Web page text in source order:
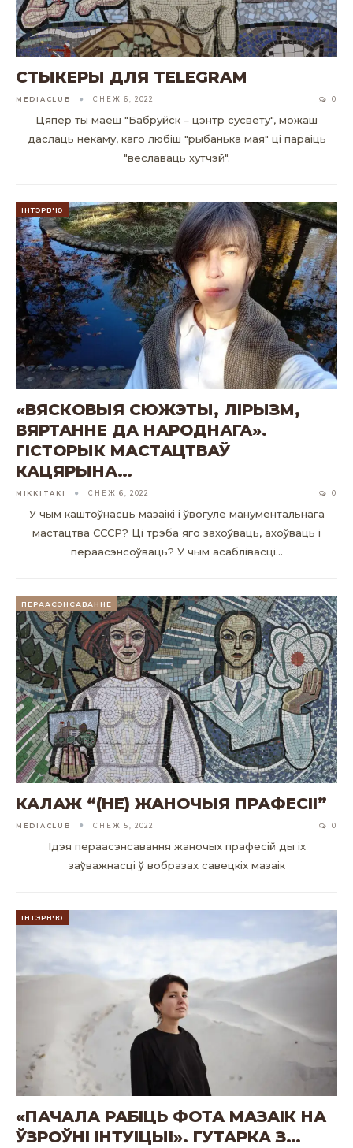
СТЫКЕРЫ ДЛЯ TELEGRAM
MEDIACLUB СНЕЖ 6, 2022 0
Цяпер ты маеш "Бабруйск – цэнтр сусвету", можаш
даслаць некаму, каго любіш "рыбанька мая" ці параіць
"веславаць хутчэй".
ІНТЭРВ'Ю
«ВЯСКОВЫЯ СЮЖЭТЫ, ЛІРЫЗМ,
ВЯРТАННЕ ДА НАРОДНАГА».
ГІСТОРЫК МАСТАЦТВАЎ
КАЦЯРЫНА…
MIKKITAKI СНЕЖ 6, 2022 0
У чым каштоўнасць мазаікі і ўвогуле манументальнага
мастацтва СССР? Ці трэба яго захоўваць, ахоўваць і
пераасэнсоўваць? У чым асаблівасці…
ПЕРААСЭНСАВАННЕ
КАЛАЖ “(НЕ) ЖАНОЧЫЯ ПРАФЕСІІ”
MEDIACLUB СНЕЖ 5, 2022 0
Ідэя пераасэнсавання жаночых прафесій ды іх
заўважнасці ў вобразах савецкіх мазаік
ІНТЭРВ'Ю
«ПАЧАЛА РАБІЦЬ ФОТА МАЗАІК НА
ЎЗРОЎНІ ІНТУІЦЫІ». ГУТАРКА З…